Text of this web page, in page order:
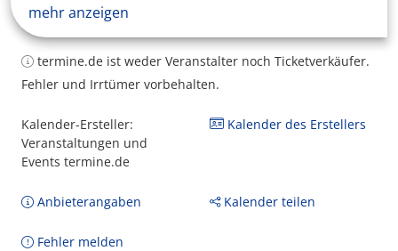
mehr anzeigen
termine.de ist weder Veranstalter noch Ticketverkäufer.
Fehler und Irrtümer vorbehalten.
Kalender-Ersteller:
Veranstaltungen und
Events termine.de
Kalender des Erstellers
Anbieterangaben Kalender teilen
Fehler melden